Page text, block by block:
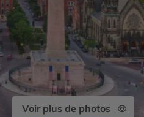
Voir plus de photos